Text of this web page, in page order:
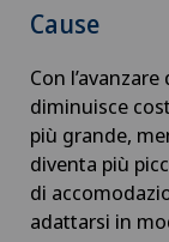
Cause
Con
diminuisce
più grande,
diventa più
di
adattarsi in